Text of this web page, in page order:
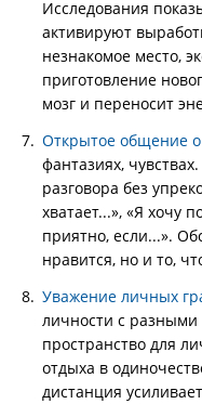
Исследования
активируют
незнакомое место,
приготовление
мозг и переносит
Открытое общение о
фантазиях,
разговора без
хватает...», «Я хочу
приятно, если...».
нравится, но и то,
Уважение личных
личности с разными
пространство для
отдыха в
дистанция